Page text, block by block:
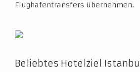
Flughafentransfers übernehmen.
Beliebtes Hotelziel Istanbul